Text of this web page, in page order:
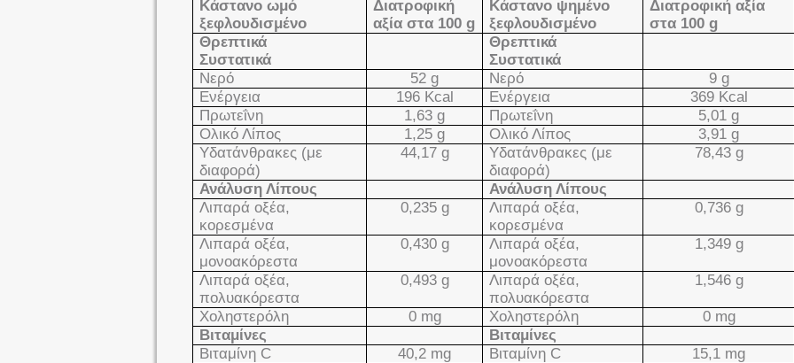
Κάστανο ωμό
ξεφλουδισμένο
Διατροφική
αξία στα 100g
Κάστανο ψημένο
ξεφλουδισμένο
Διατροφική αξία
στα 100g
Θρεπτικά
Συστατικά
Θρεπτικά
Συστατικά
Νερό
52 g Νερό 9 g
Ενέργεια
196 Kcal Ενέργεια 369 Kcal
Πρωτεΐνη
1,63 g Πρωτεΐνη 5,01 g
Ολικό Λίπος
1,25 g Ολικό Λίπος 3,91 g
Υδατάνθρακες (με
διαφορά)
44,17 g
Υδατάνθρακες (με
διαφορά)
78,43g
Ανάλυση Λίπους
Ανάλυση Λίπους
Λιπαρά οξέα,
κορεσμένα
0,235 g
Λιπαρά οξέα,
κορεσμένα
0,736 g
Λιπαρά οξέα,
μονοακόρεστα
0,430g
Λιπαρά οξέα,
μονοακόρεστα
1,349g
Λιπαρά οξέα,
πολυακόρεστα
0,493g
Λιπαρά οξέα,
πολυακόρεστα
1,546g
Χοληστερόλη 0mg Χοληστερόλη 0mg
Βιταμίνες
Βιταμίνες
Βιταμίνη C 40,2 mg Βιταμίνη C 15,1 mg